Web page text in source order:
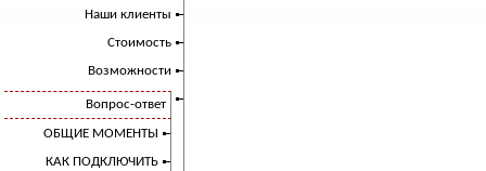
Наши клиенты
Стоимость
Возможности
Вопрос-ответ
ОБЩИЕ МОМЕНТЫ
КАК ПОДКЛЮЧИТЬ